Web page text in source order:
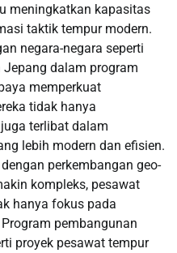
meningkatkan kapasitas
taktik tempur modern.
negara-negara seperti
Jepang dalam program
memperkuat
tidak hanya
terlibat dalam
lebih modern dan efisien.
perkembangan geo-
kompleks, pesawat
hanya fokus pada
pembangunan
proyek pesawat tempur